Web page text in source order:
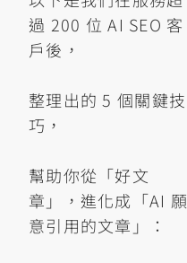
過 200 位 AI SEO 客
戶後，
整理出的 5 個關鍵技
巧，
幫助你從「好文
章」，進化成「AI 願
意引用的文章」：